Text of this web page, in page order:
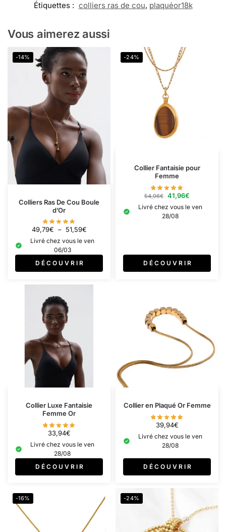
Étiquettes : colliers ras de cou, plaquéor18k
Vous aimerez aussi
-14%
Colliers Ras De Cou Boule
d’Or
49,79€ – 51,59€
Livré chez vous le ven
06/03
D É C O U V R I R
-24%
Collier Fantaisie pour
Femme
54,96€ 41,96€
Livré chez vous le ven
28/08
D É C O U V R I R
Collier Luxe Fantaisie
Femme Or
33,94€
Livré chez vous le ven
28/08
D É C O U V R I R
Collier en Plaqué Or Femme
39,94€
Livré chez vous le ven
28/08
D É C O U V R I R
-16% -24%